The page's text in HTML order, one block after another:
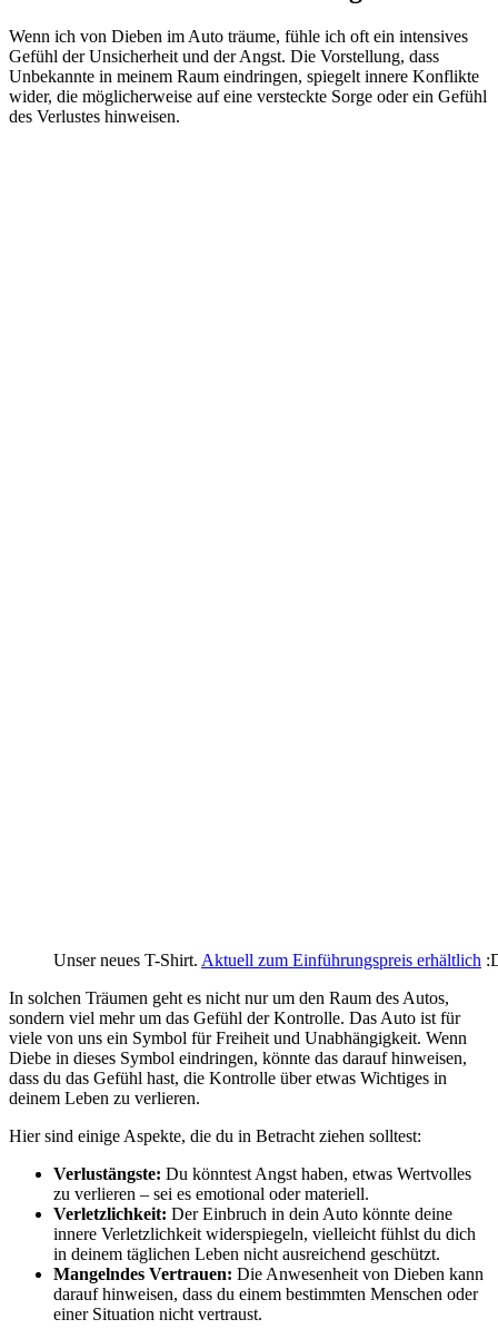
Wenn⁢ ich von Dieben im Auto träume, fühle ich oft ein intensives
Gefühl der Unsicherheit und der Angst. Die ⁢Vorstellung,⁢ dass
Unbekannte in meinem Raum eindringen, spiegelt innere ⁢Konflikte
wider, die ⁣möglicherweise auf eine versteckte Sorge oder ein Gefühl
des Verlustes⁣ hinweisen.
Unser neues T-Shirt. Aktuell zum Einführungspreis erhältlich
In solchen Träumen⁣ geht es nicht nur​ um den Raum des Autos,
sondern viel mehr um das Gefühl der ⁢Kontrolle. Das Auto ‌ist für
viele von uns ein Symbol für ​Freiheit und Unabhängigkeit.​ Wenn⁢
Diebe in dieses Symbol ⁢eindringen, könnte das darauf hinweisen,
dass du das Gefühl hast, die Kontrolle über etwas Wichtiges ⁤in
deinem Leben zu‌ verlieren.
Hier sind einige Aspekte, die du in Betracht ziehen solltest:
Verlustängste: Du könntest Angst haben, etwas ‍Wertvolles
zu verlieren – sei es emotional oder materiell.
Verletzlichkeit: Der Einbruch in dein Auto ​könnte ​deine⁤
innere Verletzlichkeit​ widerspiegeln,⁤ vielleicht fühlst du dich
in deinem täglichen Leben nicht ausreichend⁢ geschützt.
Mangelndes‍ Vertrauen: Die Anwesenheit von Dieben kann
‌darauf ​hinweisen, ⁢dass du einem bestimmten Menschen oder
einer Situation nicht vertraust.